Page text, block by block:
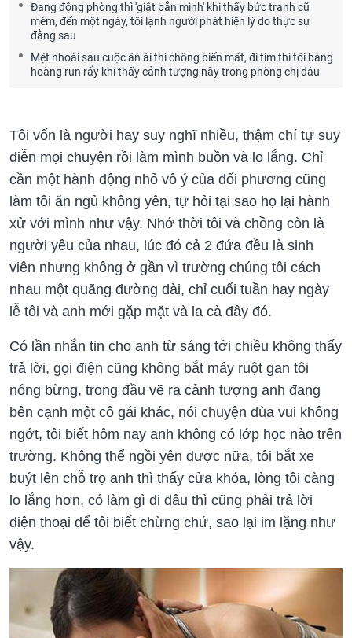
Đang động phòng thì 'giật bắn mình' khi thấy bức tranh cũ
mèm, đến một ngày, tôi lạnh người phát hiện lý do thực sự
đằng sau
Mệt nhoài sau cuộc ân ái thì chồng biến mất, đi tìm thì tôi bàng
hoàng run rẩy khi thấy cảnh tượng này trong phòng chị dâu
Tôi vốn là người hay suy nghĩ nhiều, thậm chí tự suy
diễn mọi chuyện rồi làm mình buồn và lo lắng. Chỉ
cần một hành động nhỏ vô ý của đối phương cũng
làm tôi ăn ngủ không yên, tự hỏi tại sao họ lại hành
xử với mình như vậy. Nhớ thời tôi và chồng còn là
người yêu của nhau, lúc đó cả 2 đứa đều là sinh
viên nhưng không ở gần vì trường chúng tôi cách
nhau một quãng đường dài, chỉ cuối tuần hay ngày
lễ tôi và anh mới gặp mặt và la cà đây đó.
Có lần nhắn tin cho anh từ sáng tới chiều không thấy
trả lời, gọi điện cũng không bắt máy ruột gan tôi
nóng bừng, trong đầu vẽ ra cảnh tượng anh đang
bên cạnh một cô gái khác, nói chuyện đùa vui không
ngớt, tôi biết hôm nay anh không có lớp học nào trên
trường. Không thể ngồi yên được nữa, tôi bắt xe
buýt lên chỗ trọ anh thì thấy cửa khóa, lòng tôi càng
lo lắng hơn, có làm gì đi đâu thì cũng phải trả lời
điện thoại để tôi biết chừng chứ, sao lại im lặng như
vậy.